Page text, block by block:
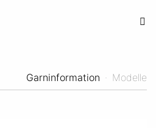
Garninformation · Modelle